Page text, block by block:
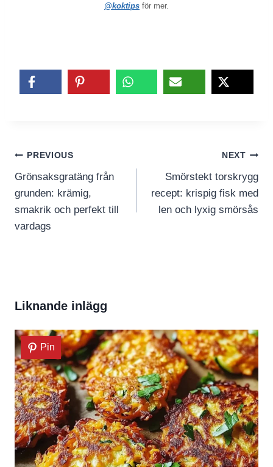
@koktips för mer.
Inläggsnavigering
PREVIOUS
Grönsaksgratäng från
grunden: krämig,
smakrik och perfekt till
vardags
NEXT
Smörstekt torskrygg
recept: krispig fisk med
len och lyxig smörsås
Liknande inlägg
Pin